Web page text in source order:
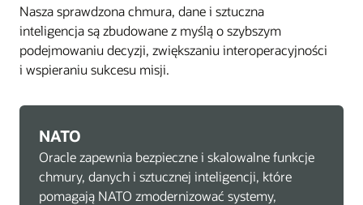
Nasza sprawdzona chmura, dane i sztuczna
inteligencja są zbudowane z myślą o szybszym
podejmowaniu decyzji, zwiększaniu interoperacyjności
i wspieraniu sukcesu misji.
NATO
Oracle zapewnia bezpieczne i skalowalne funkcje
chmury, danych i sztucznej inteligencji, które
pomagają NATO zmodernizować systemy,